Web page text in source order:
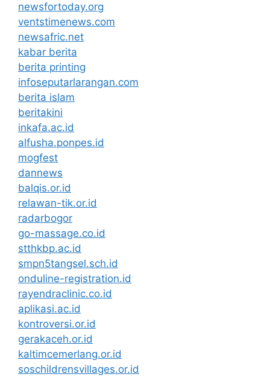
newsfortoday.org
ventstimenews.com
newsafric.net
kabar berita
berita printing
infoseputarlarangan.com
berita islam
beritakini
inkafa.ac.id
alfusha.ponpes.id
mogfest
dannews
balqis.or.id
relawan-tik.or.id
radarbogor
go-massage.co.id
stthkbp.ac.id
smpn5tangsel.sch.id
onduline-registration.id
rayendraclinic.co.id
aplikasi.ac.id
kontroversi.or.id
gerakaceh.or.id
kaltimcemerlang.or.id
soschildrensvillages.or.id